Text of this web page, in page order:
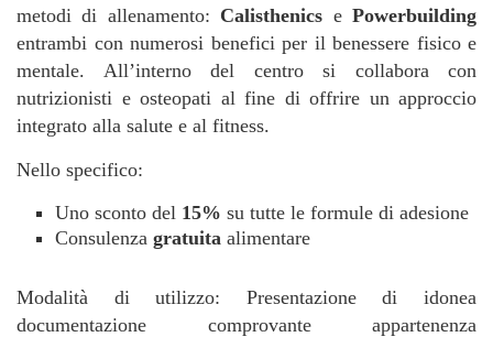
metodi di allenamento: Calisthenics ePowerbuilding
entrambi con numerosi benefici per il benessere fisico e
mentale. All’interno del centro si collabora con
nutrizionisti e osteopati al fine di offrire un approccio
integrato alla salute e al fitness.
Nello specifico:
Uno sconto del 15% su tutte le formule di adesione
Consulenza gratuita alimentare
Modalità di utilizzo: Presentazione di idonea
documentazione comprovante appartenenza